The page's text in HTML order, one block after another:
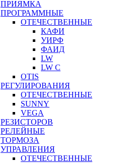
ПРИЯМКА
ПРОГРАММНЫЕ
ОТЕЧЕСТВЕННЫЕ
КАФИ
УИРФ
ФАИД
LW
LW C
OTIS
РЕГУЛИРОВАНИЯ
ОТЕЧЕСТВЕННЫЕ
SUNNY
VEGA
РЕЗИСТОРОВ
РЕЛЕЙНЫЕ
ТОРМОЗА
УПРАВЛЕНИЯ
ОТЕЧЕСТВЕННЫЕ